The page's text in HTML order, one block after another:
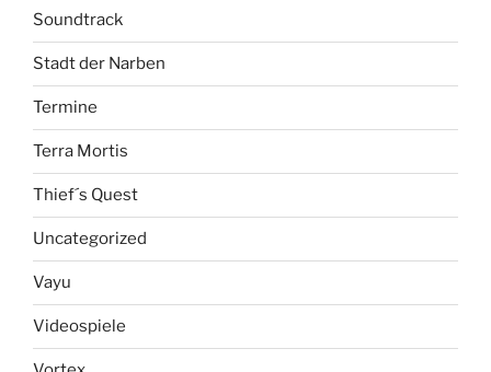
Soundtrack
Stadt der Narben
Termine
Terra Mortis
Thief´s Quest
Uncategorized
Vayu
Videospiele